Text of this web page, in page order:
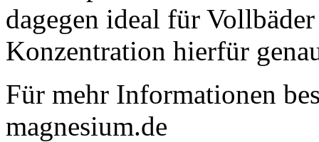
dagegen ideal für
Konzentration hierfür
Für mehr Informationen
magnesium.de